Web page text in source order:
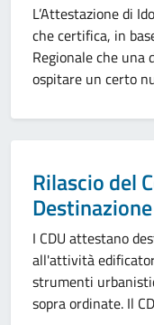
L’Attestazione di
che certifica, in
Regionale che una
ospitare un certo
Categoria:
Rilascio del
I CDU attestano
all'attività
strumenti
sopra ordinate. Il